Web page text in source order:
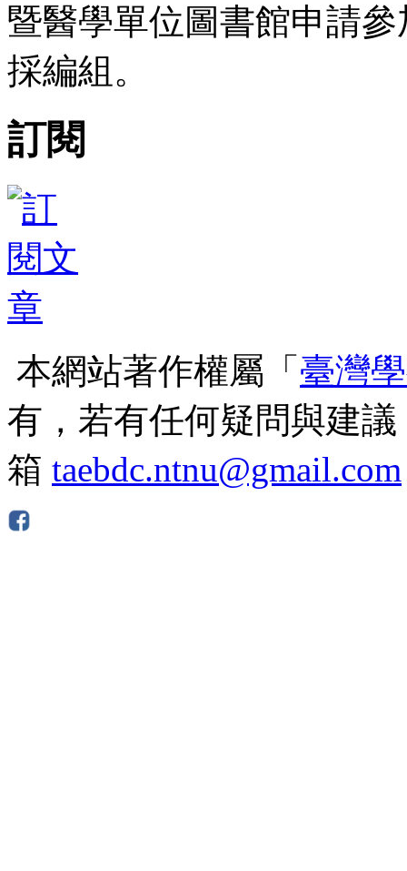
暨醫學單位圖書館申請
採編組。
訂閱
本網站著作權屬「 臺灣
有，若有任何疑問與建
箱 taebdc.ntnu@gmail.com